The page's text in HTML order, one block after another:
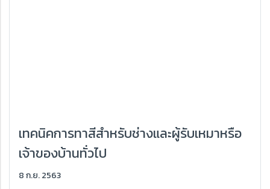
เทคนิคการทาสีสำหรับช่างและผู้รับเหมาหรือ
เจ้าของบ้านทั่วไป
8 ก.ย. 2563